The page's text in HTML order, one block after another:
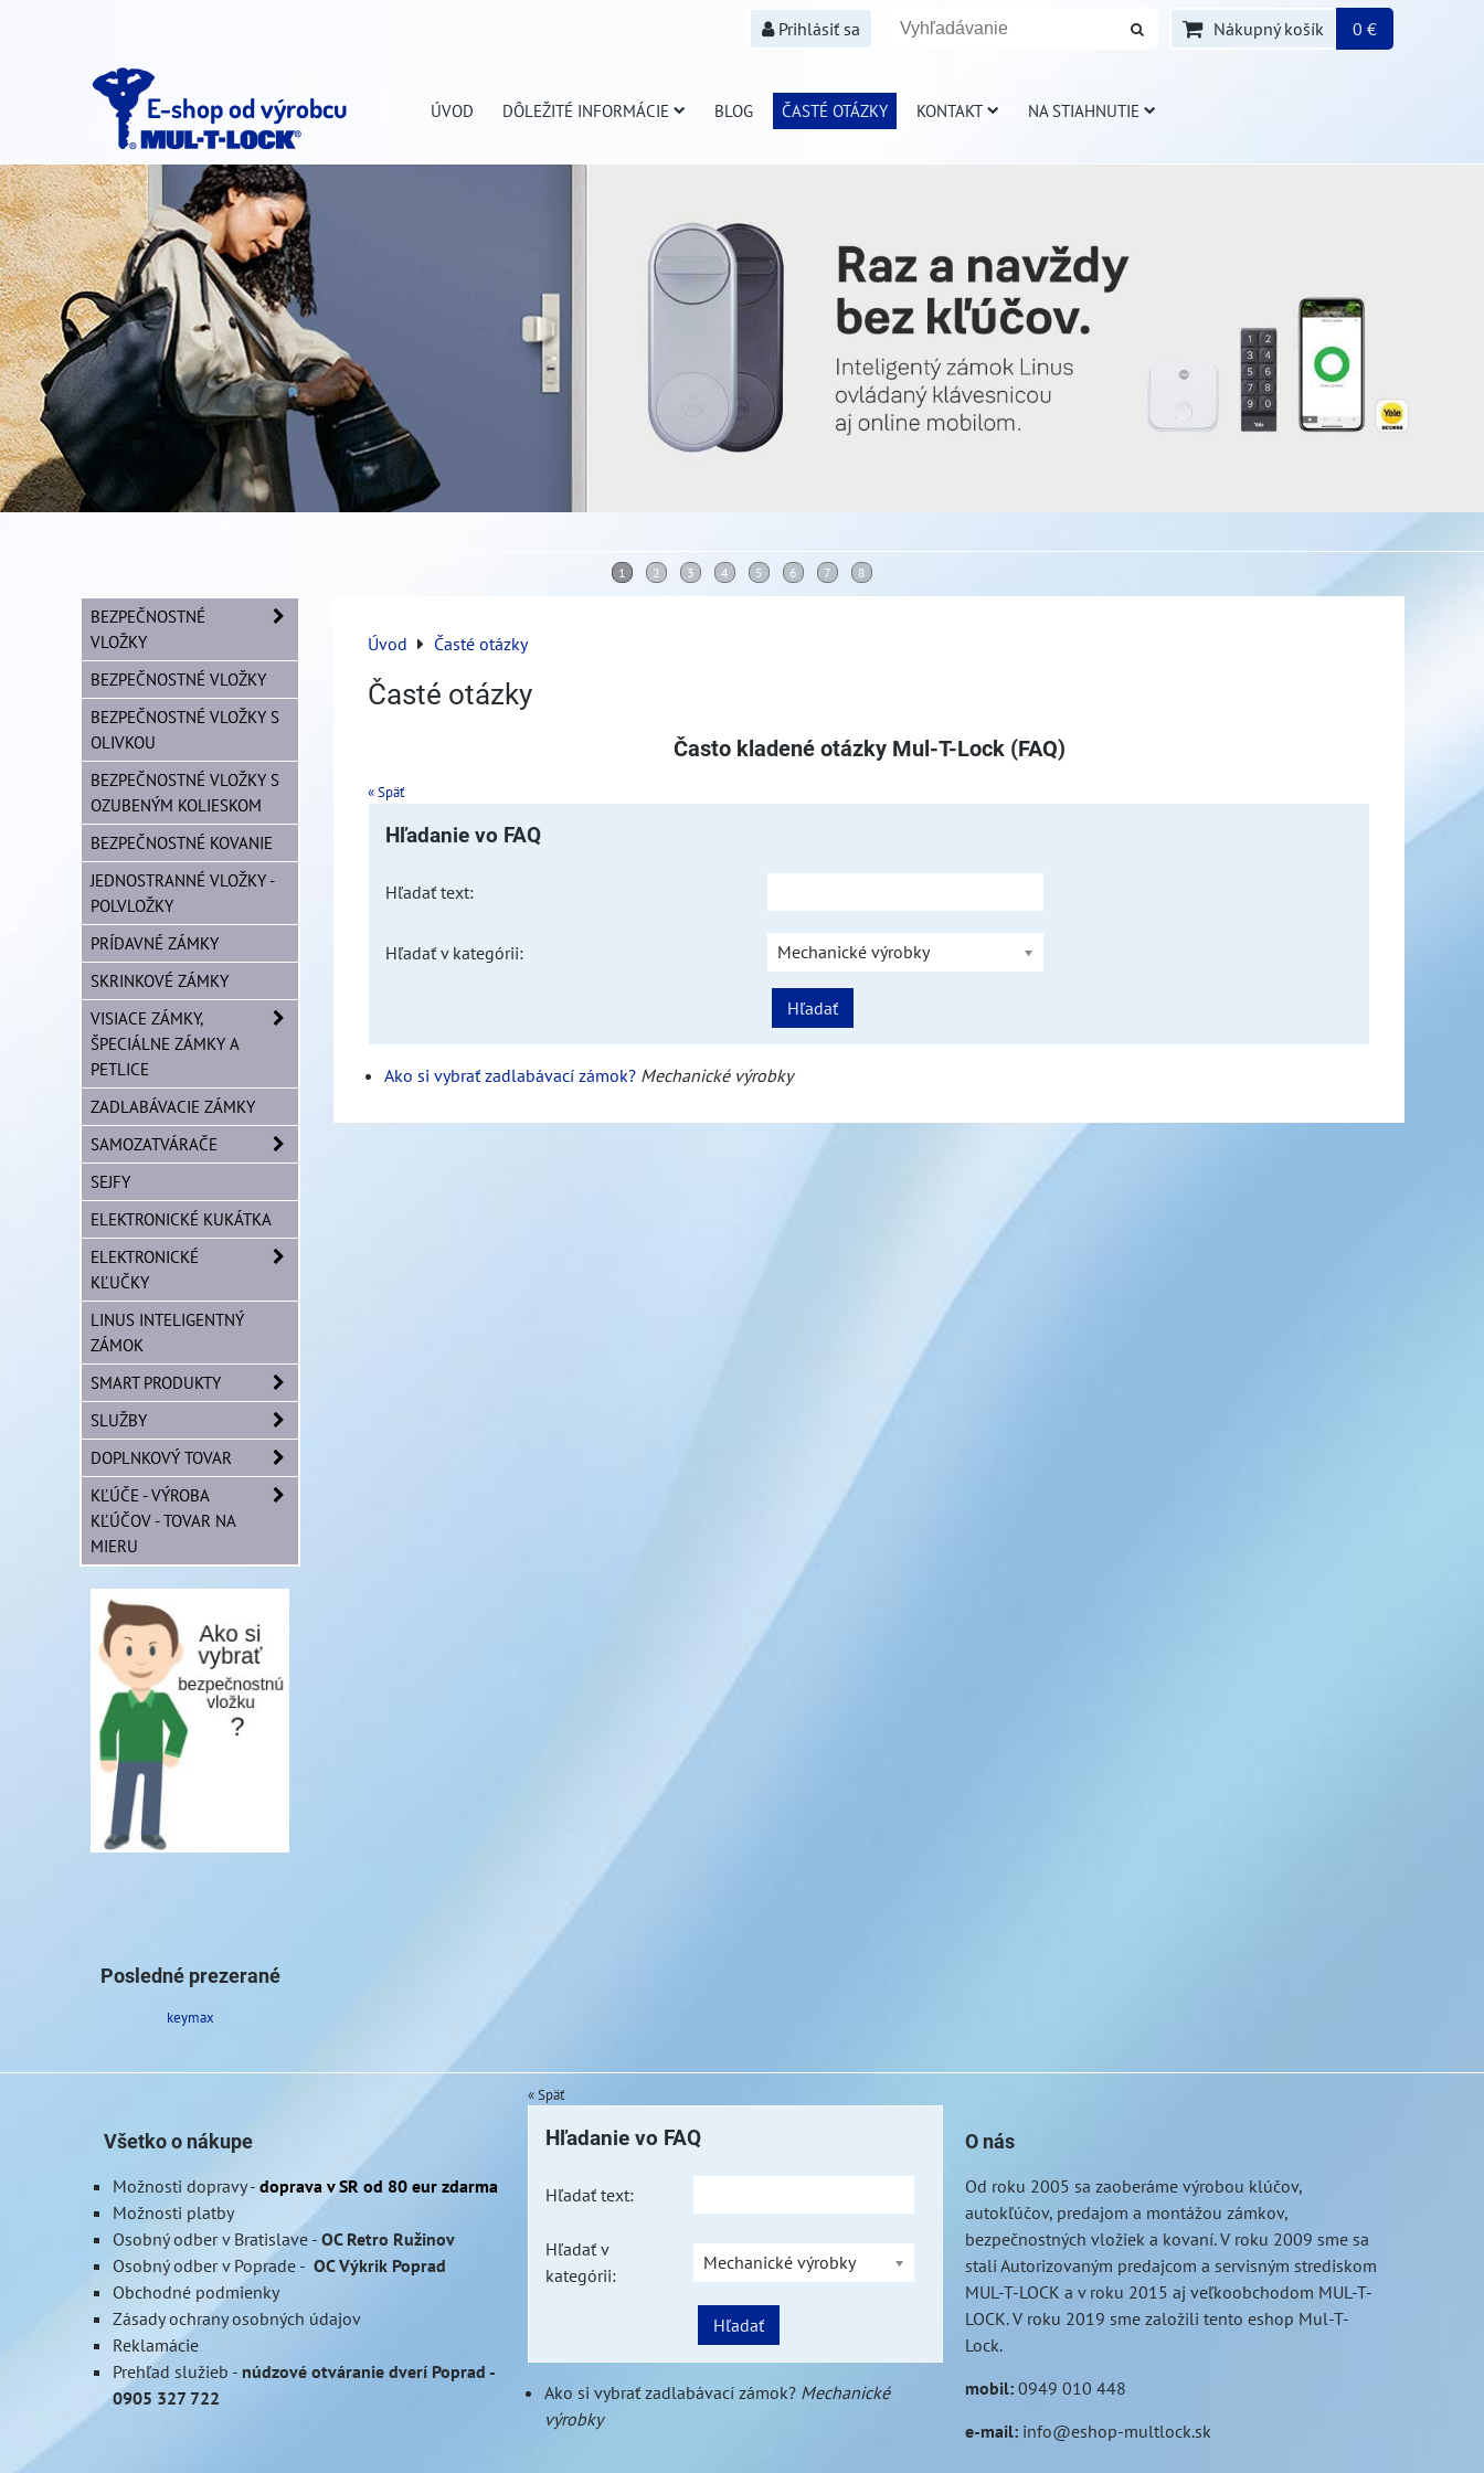
Prihlásiť sa Nákupný košík 0 €
E-shop od výrobcu ÚVOD DÔLEŽITÉ INFORMÁCIE BLOG ČASTÉ OTÁZKY KONTAKT NA STIAHNUTIE
Úvod Časté otázky
Časté otázky
Často kladené otázky Mul-T-Lock (FAQ)
« Späť
Hľadanie vo FAQ
Hľadať text:
Hľadať v kategórii: Mechanické výrobky
Hľadať
Ako si vybrať zadlabávací zámok? Mechanické výrobky
BEZPEČNOSTNÉ
VLOŽKY
BEZPEČNOSTNÉ VLOŽKY
BEZPEČNOSTNÉ VLOŽKY S
OLIVKOU
BEZPEČNOSTNÉ VLOŽKY S
OZUBENÝM KOLIESKOM
BEZPEČNOSTNÉ KOVANIE
JEDNOSTRANNÉ VLOŽKY -
POLVLOŽKY
PRÍDAVNÉ ZÁMKY
SKRINKOVÉ ZÁMKY
VISIACE ZÁMKY,
ŠPECIÁLNE ZÁMKY A
PETLICE
ZADLABÁVACIE ZÁMKY
SAMOZATVÁRAČE
SEJFY
ELEKTRONICKÉ KUKÁTKA
ELEKTRONICKÉ
KĽUČKY
LINUS INTELIGENTNÝ
ZÁMOK
SMART PRODUKTY
SLUŽBY
DOPLNKOVÝ TOVAR
KĽÚČE - VÝROBA
KĽÚČOV - TOVAR NA
MIERU
Posledné prezerané
keymax
Všetko o nákupe
Možnosti dopravy- doprava v SR od 80 eur zdarma
Možnosti platby
Osobný odber v Bratislave - OC Retro Ružinov
Osobný odber v Poprade - OC Výkrik Poprad
Obchodné podmienky
Zásady ochrany osobných údajov
Reklamácie
Prehľad služieb - núdzové otváranie dverí Poprad -
0905 327 722
« Späť
Hľadanie vo FAQ
Hľadať text:
Hľadať v
kategórii:
Mechanické výrobky
Hľadať
Ako si vybrať zadlabávací zámok? Mechanické
výrobky
O nás
Od roku 2005 sa zaoberáme výrobou klúčov,
autokľúčov, predajom a montážou zámkov,
bezpečnostných vložiek a kovaní. V roku 2009 sme sa
stali Autorizovaným predajcom a servisným strediskom
MUL-T-LOCK a v roku 2015 aj veľkoobchodom MUL-T-
LOCK. V roku 2019 sme založili tento eshop Mul-T-
Lock.
mobil: 0949 010 448
e-mail: info@eshop-multlock.sk